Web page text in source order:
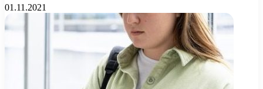
01.11.2021